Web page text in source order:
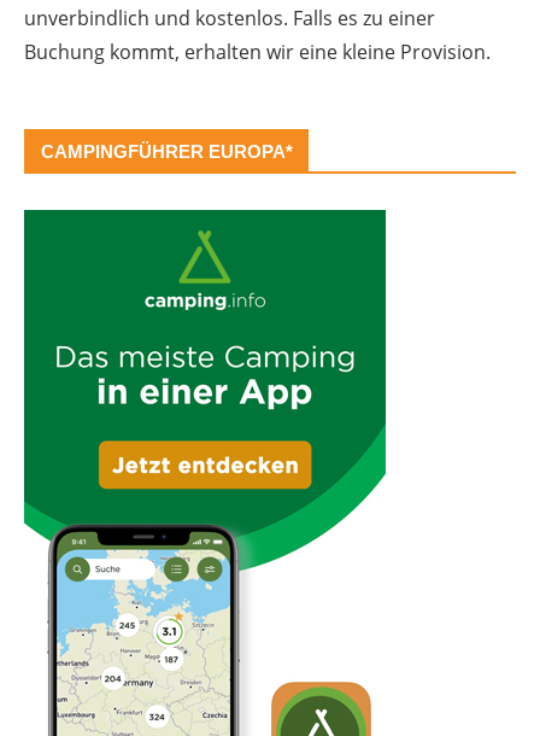
unverbindlich und kostenlos. Falls es zu einer
Buchung kommt, erhalten wir eine kleine Provision.
CAMPINGFÜHRER EUROPA*